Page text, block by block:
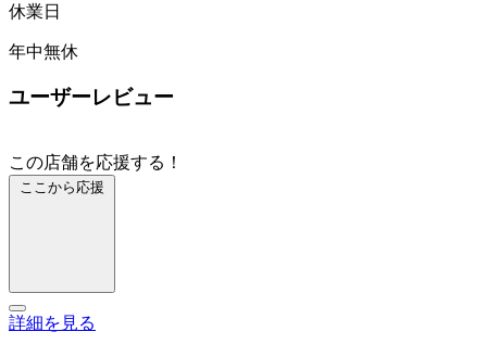
休業日
年中無休
ユーザーレビュー
この店舗を応援する！
ここから応援
詳細を見る